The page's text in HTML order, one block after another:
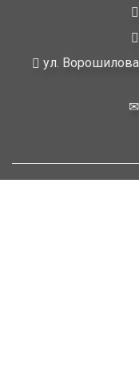
ул.